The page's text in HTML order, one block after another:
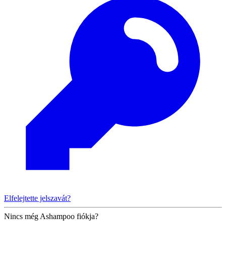
Elfelejtette jelszavát?
Nincs még Ashampoo fiókja?